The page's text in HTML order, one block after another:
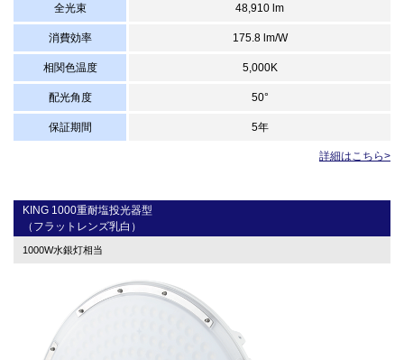
全光束 48,910 lm
消費効率 175.8 lm/W
相関色温度 5,000K
配光角度 50°
保証期間 5年
詳細はこちら>
KING 1000重耐塩投光器型
（フラットレンズ乳白）
1000W水銀灯相当